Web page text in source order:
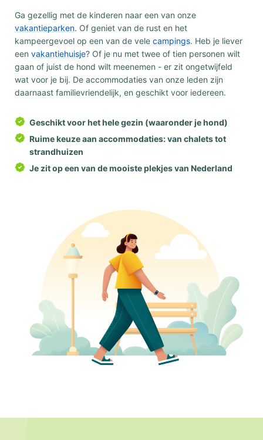
Ga gezellig met de kinderen naar een van onze
vakantieparken. Of geniet van de rust en het
kampeergevoel op een van de vele campings. Heb je liever
een vakantiehuisje? Of je nu met twee of tien personen wilt
gaan of juist de hond wilt meenemen - er zit ongetwijfeld
wat voor je bij. De accommodaties van onze leden zijn
daarnaast familievriendelijk, en geschikt voor iedereen.
Geschikt voor het hele gezin (waaronder je hond)
Ruime keuze aan accommodaties: van chalets tot
strandhuizen
Je zit op een van de mooiste plekjes van Nederland